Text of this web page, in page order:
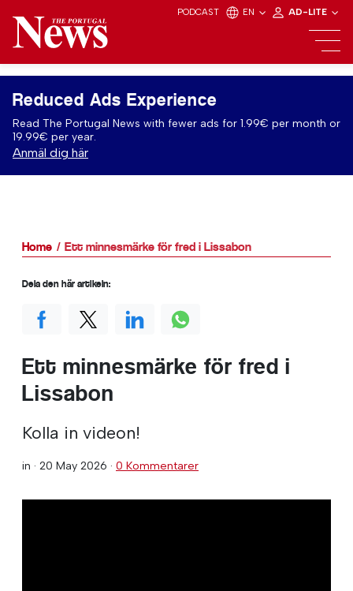
PODCAST EN AD-LITE
Reduced Ads Experience
Read The Portugal News with fewer ads for 1.99€ per month or
19.99€ per year.
Anmäl dig här
Home Ett minnesmärke för fred i Lissabon
Ett minnesmärke för fred i
Lissabon
Kolla in videon!
in · 20 May 2026 · 0 Kommentarer
Dela den här artikeln: